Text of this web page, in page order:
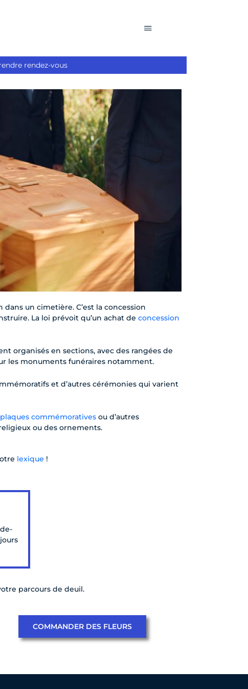
rendez-vous
un cimetière. C’est la concession
La loi prévoit qu’un achat de concession
organisés en sections, avec des rangées de
les monuments funéraires notamment.
et d’autres cérémonies qui varient
plaques commémoratives ou d’autres
ou des ornements.
lexique !
parcours de deuil.
COMMANDER DES FLEURS